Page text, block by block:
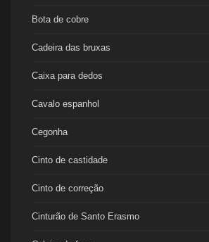
Bota de cobre
Cadeira das bruxas
Caixa para dedos
Cavalo espanhol
Cegonha
Cinto de castidade
Cinto de correção
Cinturão de Santo Erasmo